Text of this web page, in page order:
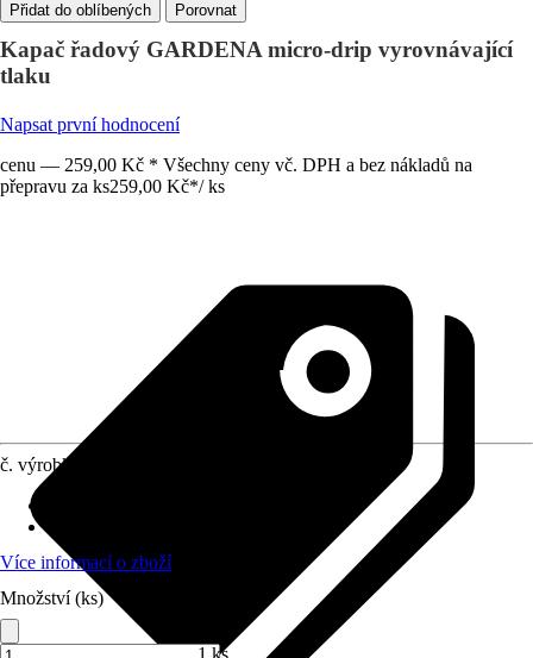
Porovnat
Kapač řadový GARDENA micro-drip vyrovnávající
tlaku
Napsat první hodnocení
cenu — 259,00 Kč * Všechny ceny vč. DPH a bez nákladů na
přepravu za ks259,00 Kč*/ ks
č. výrobku
Více informací o zboží
Množství (ks)
1 ks